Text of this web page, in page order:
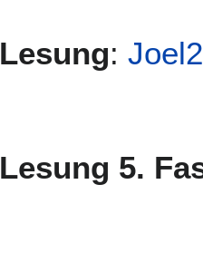
Lesung:
Lesung 5.